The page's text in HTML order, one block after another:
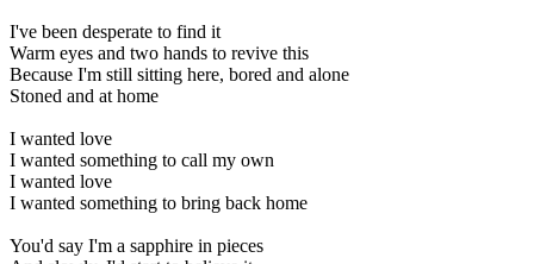
I've been desperate to find it
Warm eyes and two hands to revive this
Because I'm still sitting here, bored and alone
Stoned and at home
I wanted love
I wanted something to call my own
I wanted love
I wanted something to bring back home
You'd say I'm a sapphire in pieces